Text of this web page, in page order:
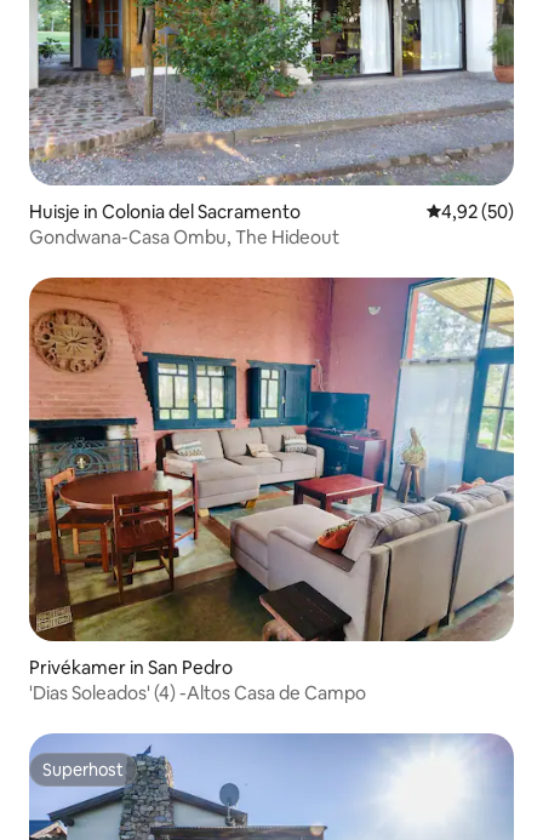
Huisje in Colonia del Sacramento Gemiddelde
4,92 (50)
Gondwana-Casa Ombu, The Hideout
Privékamer in San Pedro
'Dias Soleados' (4) -Altos Casa de Campo
Superhost
Superhost